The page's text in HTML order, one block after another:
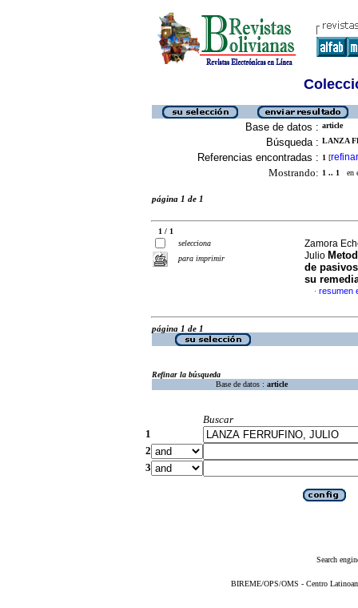
Base de datos : article
Búsqueda : LANZA
Referencias encontradas : 1 [refinar
Mostrando: 1 .. 1 en
página 1 de 1
1 / 1
selecciona
para imprimir
Zamora
Julio
de
su
· resumen
página 1 de 1
Refinar la búsqueda
Base de datos : article
Buscar
1
2
3
Search
BIREME/OPS/OMS - Centro